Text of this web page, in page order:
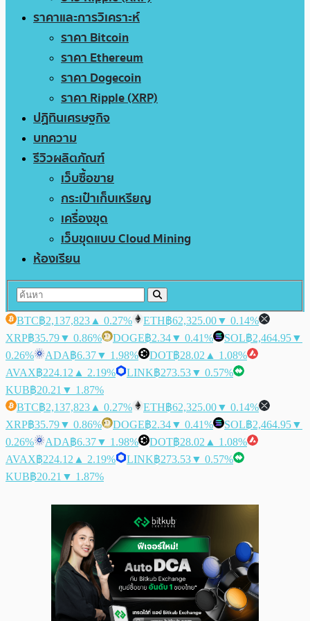
ราคาและการวิเคราะห์
ราคา Bitcoin
ราคา Ethereum
ราคา Dogecoin
ราคา Ripple (XRP)
ปฏิทินเศรษฐกิจ
บทความ
รีวิวผลิตภัณฑ์
เว็บซื้อขาย
กระเป๋าเก็บเหรียญ
เครื่องขุด
เว็บขุดแบบ Cloud Mining
ห้องเรียน
BTC฿2,137,823 ▲ 0.27% ETH฿62,325.00▼ 0.14%
XRP฿35.79▼ 0.86% DOGE฿2.34▼ 0.41% SOL฿2,464.95▼
0.26%
ADA฿6.37▼ 1.98% DOT฿28.02 ▲ 1.08%
AVAX฿224.12 ▲ 2.19% LINK฿273.53▼ 0.57%
KUB฿20.21 ▼ 1.87%
BTC฿2,137,823 ▲ 0.27% ETH฿62,325.00▼ 0.14%
XRP฿35.79▼ 0.86% DOGE฿2.34▼ 0.41% SOL฿2,464.95▼
0.26%
ADA฿6.37▼ 1.98% DOT฿28.02 ▲ 1.08%
AVAX฿224.12 ▲ 2.19% LINK฿273.53▼ 0.57%
KUB฿20.21 ▼ 1.87%